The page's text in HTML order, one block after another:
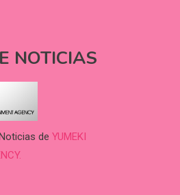
NOTICIAS
de YUMEKI